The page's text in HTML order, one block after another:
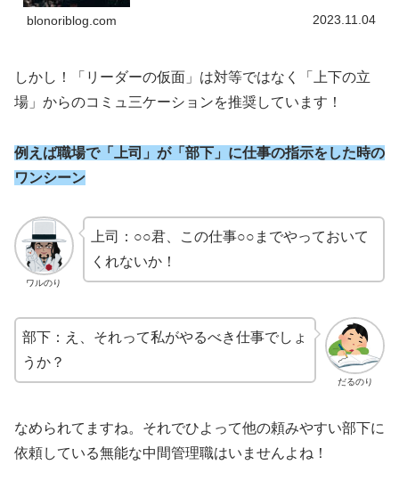
blonoriblog.com 2023.11.04
しかし！「リーダーの仮面」は対等ではなく「上下の立
場」からのコミュ三ケーションを推奨しています！
例えば職場で「上司」が「部下」に仕事の指示をした時の
ワンシーン
ワルのり
上司：○○君、この仕事○○までやっておいて
くれないか！
だるのり
部下：え、それって私がやるべき仕事でしょ
うか？
なめられてますね。それでひよって他の頼みやすい部下に
依頼している無能な中間管理職はいませんよね！